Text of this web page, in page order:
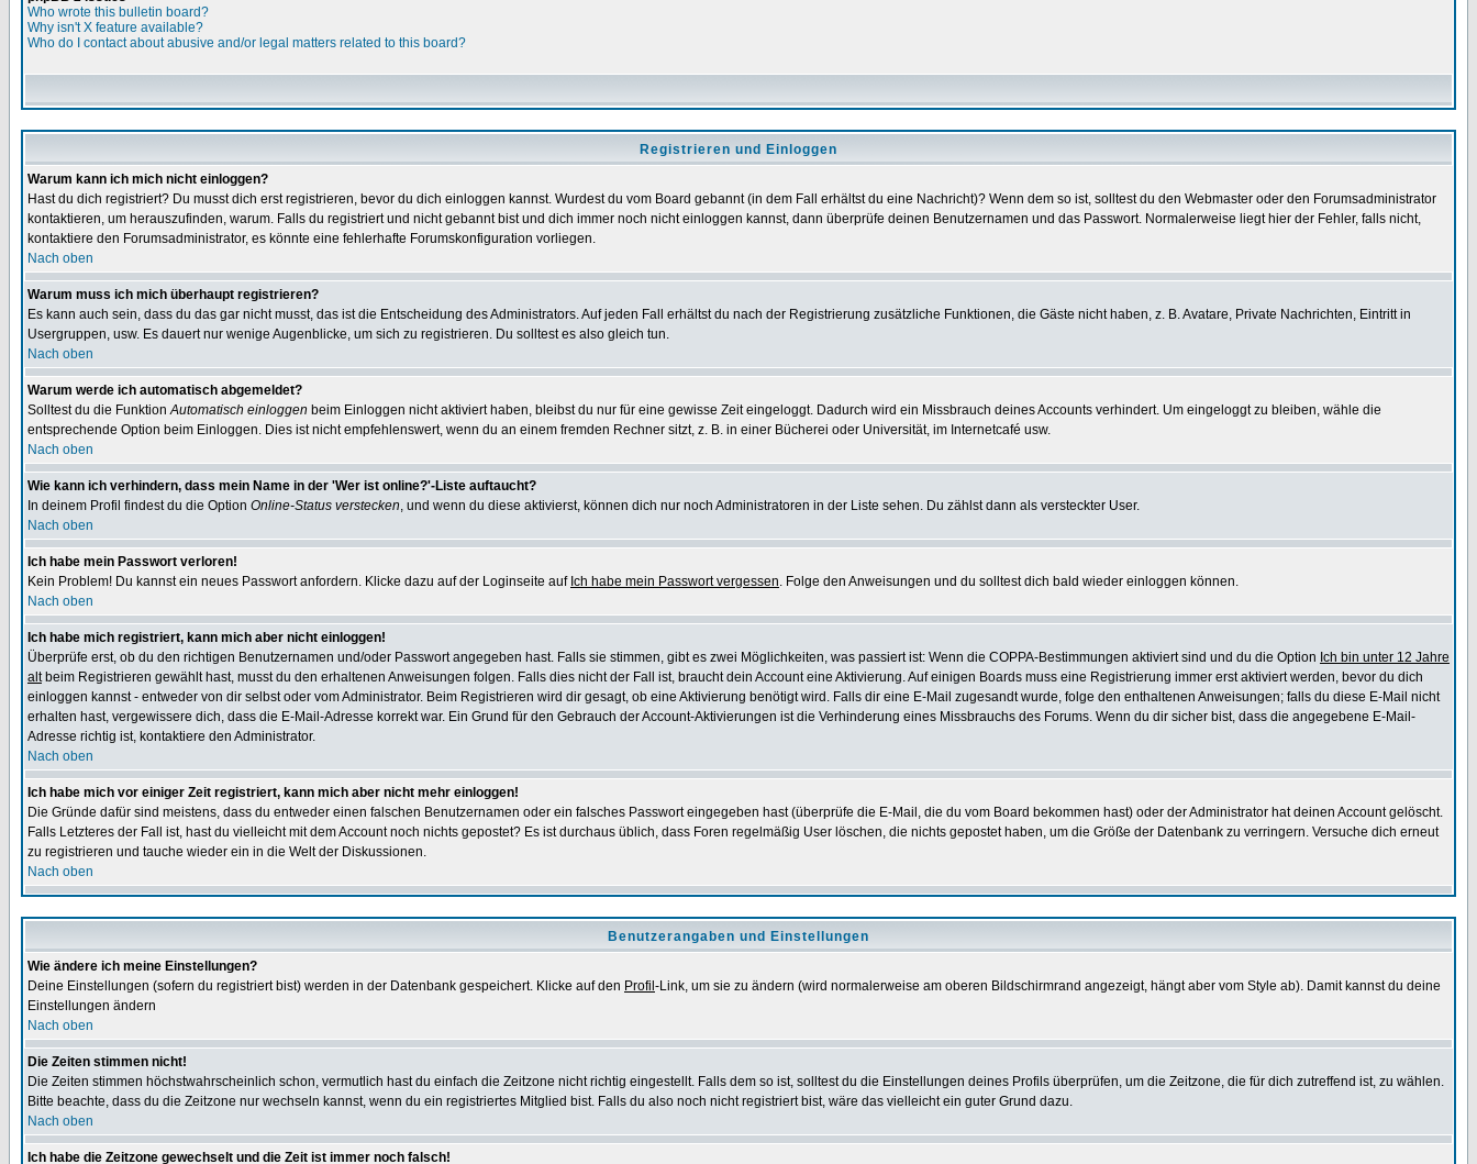
Who wrote this bulletin board?
Why isn't X feature available?
Who do I contact about abusive and/or legal matters related to this board?
Registrieren und Einloggen
Warum kann ich mich nicht einloggen?
Hast du dich registriert? Du musst dich erst registrieren, bevor du dich einloggen kannst. Wurdest du vom Board gebannt (in dem Fall erhältst du eine Nachricht)? Wenn dem so ist, solltest du den Webmaster oder den Forumsadministrator
kontaktieren, um herauszufinden, warum. Falls du registriert und nicht gebannt bist und dich immer noch nicht einloggen kannst, dann überprüfe deinen Benutzernamen und das Passwort. Normalerweise liegt hier der Fehler, falls nicht,
kontaktiere den Forumsadministrator, es könnte eine fehlerhafte Forumskonfiguration vorliegen.
Nach oben
Warum muss ich mich überhaupt registrieren?
Es kann auch sein, dass du das gar nicht musst, das ist die Entscheidung des Administrators. Auf jeden Fall erhältst du nach der Registrierung zusätzliche Funktionen, die Gäste nicht haben, z. B. Avatare, Private Nachrichten, Eintritt in
Usergruppen, usw. Es dauert nur wenige Augenblicke, um sich zu registrieren. Du solltest es also gleich tun.
Nach oben
Warum werde ich automatisch abgemeldet?
Solltest du die FunktionAutomatisch einloggen beim Einloggen nicht aktiviert haben, bleibst du nur für eine gewisse Zeit eingeloggt. Dadurch wird ein Missbrauch deines Accounts verhindert. Um eingeloggt zu bleiben, wähle die
entsprechende Option beim Einloggen. Dies ist nicht empfehlenswert, wenn du an einem fremden Rechner sitzt, z. B. in einer Bücherei oder Universität, im Internetcafé usw.
Nach oben
Wie kann ich verhindern, dass mein Name in der 'Wer ist online?'-Liste auftaucht?
In deinem Profil findest du die Option Online-Status verstecken, und wenn du diese aktivierst, können dich nur noch Administratoren in der Liste sehen. Du zählst dann als versteckter User.
Nach oben
Ich habe mein Passwort verloren!
Kein Problem! Du kannst ein neues Passwort anfordern. Klicke dazu auf der Loginseite auf Ich habe mein Passwort vergessen. Folge den Anweisungen und du solltest dich bald wieder einloggen können.
Nach oben
Ich habe mich registriert, kann mich aber nicht einloggen!
Überprüfe erst, ob du den richtigen Benutzernamen und/oder Passwort angegeben hast. Falls sie stimmen, gibt es zwei Möglichkeiten, was passiert ist: Wenn die COPPA-Bestimmungen aktiviert sind und du die Option Ich bin unter 12 Jahre
altbeim Registrieren gewählt hast, musst du den erhaltenen Anweisungen folgen. Falls dies nicht der Fall ist, braucht dein Account eine Aktivierung. Auf einigen Boards muss eine Registrierung immer erst aktiviert werden, bevor du dich
einloggen kannst - entweder von dir selbst oder vom Administrator. Beim Registrieren wird dir gesagt, ob eine Aktivierung benötigt wird. Falls dir eine E-Mail zugesandt wurde, folge den enthaltenen Anweisungen; falls du diese E-Mail nicht
erhalten hast, vergewissere dich, dass die E-Mail-Adresse korrekt war. Ein Grund für den Gebrauch der Account-Aktivierungen ist die Verhinderung eines Missbrauchs des Forums. Wenn du dir sicher bist, dass die angegebene E-Mail-
Adresse richtig ist, kontaktiere den Administrator.
Nach oben
Ich habe mich vor einiger Zeit registriert, kann mich aber nicht mehr einloggen!
Die Gründe dafür sind meistens, dass du entweder einen falschen Benutzernamen oder ein falsches Passwort eingegeben hast (überprüfe die E-Mail, die du vom Board bekommen hast) oder der Administrator hat deinen Account gelöscht.
Falls Letzteres der Fall ist, hast du vielleicht mit dem Account noch nichts gepostet? Es ist durchaus üblich, dass Foren regelmäßig User löschen, die nichts gepostet haben, um die Größe der Datenbank zu verringern. Versuche dich erneut
zu registrieren und tauche wieder ein in die Welt der Diskussionen.
Nach oben
Benutzerangaben und Einstellungen
Wie ändere ich meine Einstellungen?
Deine Einstellungen (sofern du registriert bist) werden in der Datenbank gespeichert. Klicke auf den Profil -Link, um sie zu ändern (wird normalerweise am oberen Bildschirmrand angezeigt, hängt aber vom Style ab). Damit kannst du deine
Einstellungen ändern
Nach oben
Die Zeiten stimmen nicht!
Die Zeiten stimmen höchstwahrscheinlich schon, vermutlich hast du einfach die Zeitzone nicht richtig eingestellt. Falls dem so ist, solltest du die Einstellungen deines Profils überprüfen, um die Zeitzone, die für dich zutreffend ist, zu wählen.
Bitte beachte, dass du die Zeitzone nur wechseln kannst, wenn du ein registriertes Mitglied bist. Falls du also noch nicht registriert bist, wäre das vielleicht ein guter Grund dazu.
Nach oben
Ich habe die Zeitzone gewechselt und die Zeit ist immer noch falsch!